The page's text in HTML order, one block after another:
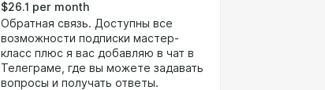
$26.1 per month
Обратная связь. Доступны все
возможности подписки мастер-
класс плюс я вас добавляю в чат в
Телеграме, где вы можете задавать
вопросы и получать ответы.